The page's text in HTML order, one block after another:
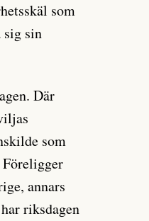
som
sig sin
Där
som
annars
riksdagen